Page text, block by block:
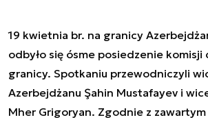
19 kwietnia br. na granicy
odbyło się ósme posiedzenie komisji
granicy. Spotkaniu przewodniczyli
Azerbejdżanu Şahin Mustafayev i
Mher Grigoryan. Zgodnie z